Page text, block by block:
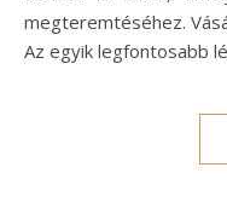
megteremtéséhez.
Az egyik legfontosabb